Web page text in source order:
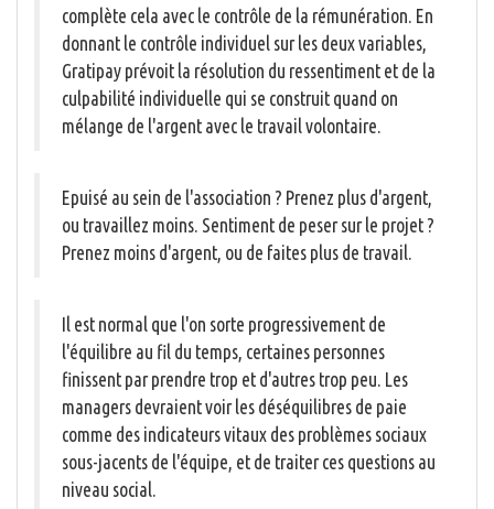
complète cela avec le contrôle de la rémunération. En
donnant le contrôle individuel sur les deux variables,
Gratipay prévoit la résolution du ressentiment et de la
culpabilité individuelle qui se construit quand on
mélange de l'argent avec le travail volontaire.
Epuisé au sein de l'association ? Prenez plus d'argent,
ou travaillez moins. Sentiment de peser sur le projet ?
Prenez moins d'argent, ou de faites plus de travail.
Il est normal que l'on sorte progressivement de
l'équilibre au fil du temps, certaines personnes
finissent par prendre trop et d'autres trop peu. Les
managers devraient voir les déséquilibres de paie
comme des indicateurs vitaux des problèmes sociaux
sous-jacents de l'équipe, et de traiter ces questions au
niveau social.